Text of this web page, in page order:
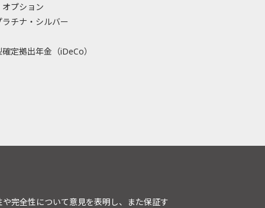
プション
ラチナ・シルバー
定拠出年金（iDeCo）
完全性について意見を表明し、また保証す